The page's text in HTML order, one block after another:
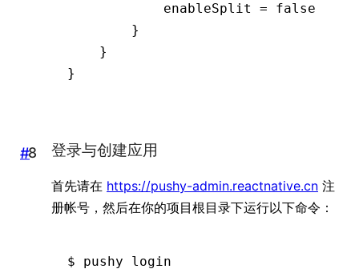
            enableSplit
= false
        }
    }
}
# 登录与创建应用
首先请在 https://pushy-admin.reactnative.cn 注
册帐号，然后在你的项目根目录下运行以下命令：
$ pushy login